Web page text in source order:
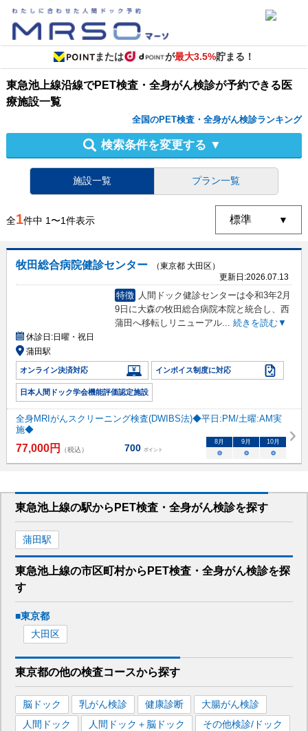
または が最大3.5%貯まる！
東急池上線沿線でPET検査・全身がん検診が予約できる医
療施設一覧
全国のPET検査・全身がん検診ランキング
検索条件を変更する ▼
施設一覧 プラン一覧
全1件中 1〜1件表示
牧田総合病院健診センター
（東京都 大田区）
更新日:2026.07.13
特徴 人間ドック健診センターは令和3年2月
9日に大森の牧田総合病院本院と統合し、西
蒲田へ移転しリニューアル... 続きを読む▼
休診日:日曜・祝日
蒲田駅
オンライン決済対応 インボイス制度に対応
日本人間ドック学会機能評価認定施設
全身MRIがんスクリーニング検査(DWIBS法)◆平日:PM/土曜:AM実
施◆
77,000円 （税込） 700 ポイント
8月 9月 10月
○ ○ ○
東急池上線の駅から PET検査・全身がん検診を探す
蒲田駅
東急池上線の市区町村から PET検査・全身がん検診を探
す
■東京都
大田区
東京都の他の検査コースから探す
脳ドック 乳がん検診 健康診断
大腸がん検診
人間ドック
人間ドック＋脳ドック
その他検診/ドック